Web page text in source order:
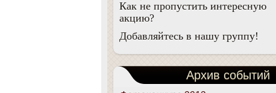
Как не пропустить интересную
акцию?
Добавляйтесь в нашу группу!
Архив событий